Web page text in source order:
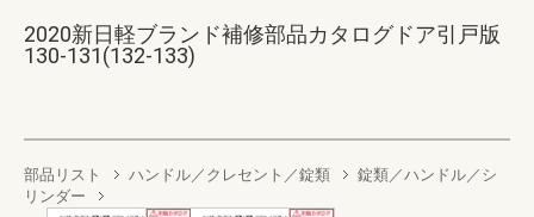
2020新日軽ブランド補修部品カタログドア引戸版
130-131(132-133)
部品リスト ハンドル／クレセント／錠類
錠類／ハンドル／シ
リンダー